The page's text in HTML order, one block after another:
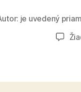
je uvedený